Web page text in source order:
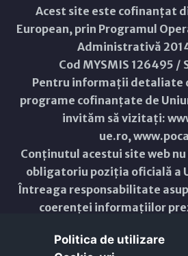
Acest site este cofinanțat
European, prin Programul
Administrativă
Cod MYSMIS 126495 /
Pentru informații detaliate
programe cofinanțate de
invităm să vizitați:
ue.ro,
Conținutul acestui site web
obligatoriu poziția oficială a
Întreaga responsabilitate
coerenței informațiilor
Politica de utilizare